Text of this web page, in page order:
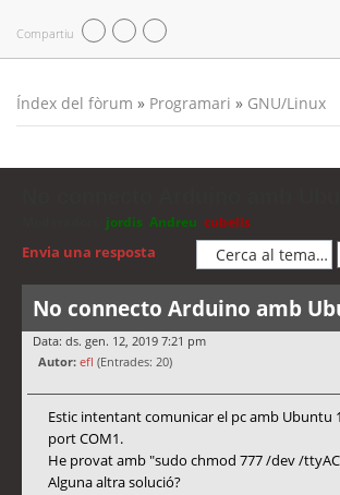
Compartiu
Índex del fòrum » Programari » GNU/Linux
jordis Andreu cubells
Envia una resposta
No connecto Arduino amb
Data: ds. gen. 12, 2019 7:21 pm
Autor: efl (Entrades: 20)
Estic intentant comunicar el pc amb Ubuntu
port COM1.
He provat amb "sudo chmod 777 /dev /
Alguna altra solució?